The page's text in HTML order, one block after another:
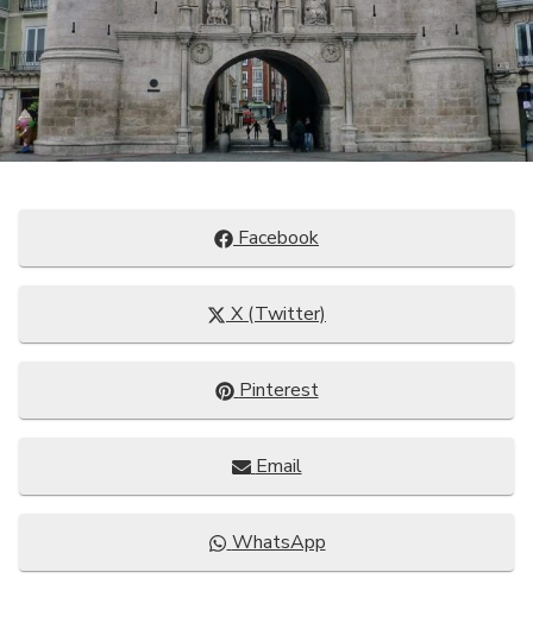
Compartir
en
Facebook
Compartir
en
X (Twitter)
Compartir
en
Pinterest
Compartir
en
Email
Compartir
en
WhatsApp